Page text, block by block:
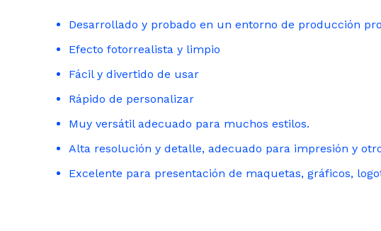
Desarrollado y probado en un entorno de producción
Efecto fotorrealista y limpio
Fácil y divertido de usar
Rápido de personalizar
Muy versátil adecuado para muchos estilos.
Alta resolución y detalle, adecuado para impresión y
Excelente para presentación de maquetas, gráficos,